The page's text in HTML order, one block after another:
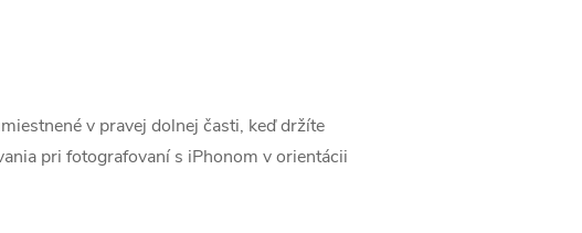
v pravej dolnej časti, keď držíte
pri fotografovaní s iPhonom v orientácii